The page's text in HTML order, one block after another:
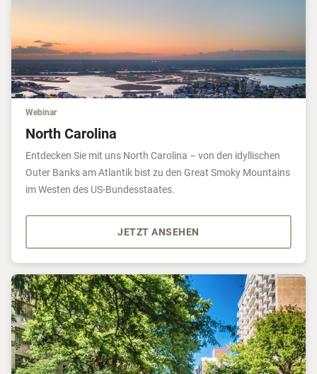
Webinar
North Carolina
Entdecken Sie mit uns North Carolina – von den idyllischen
Outer Banks am Atlantik bist zu den Great Smoky Mountains
im Westen des US-Bundesstaates.
JETZT ANSEHEN